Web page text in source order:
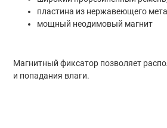
пластина из нержавеющего
мощный неодимовый магнит
Магнитный фиксатор позволяет
и попадания влаги.